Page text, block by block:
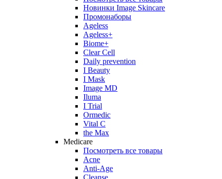
Новинки Image Skincare
Промонаборы
Ageless
Ageless+
Biome+
Clear Cell
Daily prevention
I Beauty
I Mask
Image MD
Iluma
I Trial
Ormedic
Vital C
the Max
Medicare
Посмотреть все товары
Acne
Anti‑Age
Cleanse